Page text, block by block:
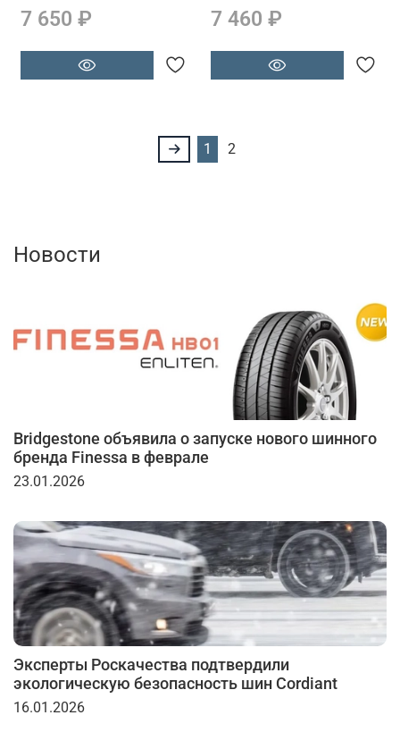
7 650 ₽ 7 460 ₽
1 2
Новости
Bridgestone объявила о запуске нового шинного
бренда Finessa в феврале
23.01.2026
Эксперты Роскачества подтвердили
экологическую безопасность шин Cordiant
16.01.2026